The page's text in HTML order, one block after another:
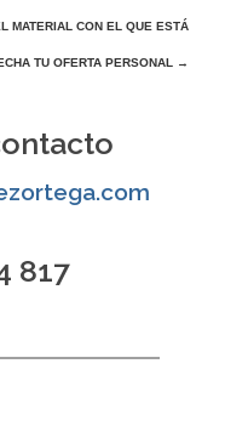
MATERIAL CON EL QUE ESTÁ
TU OFERTA PERSONAL →
817